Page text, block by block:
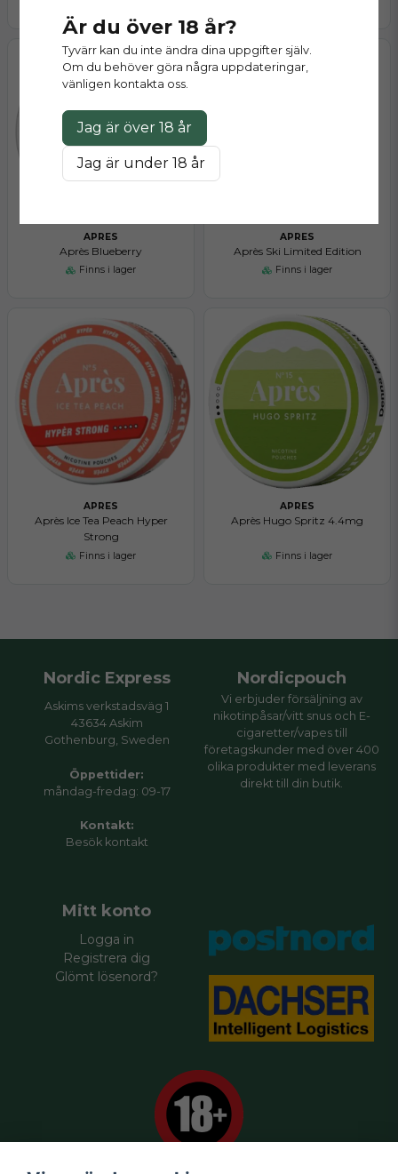
APRES
Après Blueberry
Finns i lager
APRES
Après Ski Limited Edition
Finns i lager
APRES
Après Ice Tea Peach Hyper
Strong
Finns i lager
APRES
Après Hugo Spritz 4.4mg
Finns i lager
Är du över 18 år?
Tyvärr kan du inte ändra dina uppgifter själv.
Om du behöver göra några uppdateringar,
vänligen kontakta oss.
Jag är över 18 år
Jag är under 18 år
Nordic Express
Askims verkstadsväg 1
43634 Askim
Gothenburg, Sweden
Öppettider:
måndag-fredag: 09-17
Kontakt:
Besök kontakt
Nordicpouch
Vi erbjuder försäljning av
nikotinpåsar/vitt snus och E-
cigaretter/vapes till
företagskunder med över 400
olika produkter med leverans
direkt till din butik.
Mitt konto
Logga in
Registrera dig
Glömt lösenord?